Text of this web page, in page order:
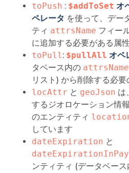
toPush : $addToSet オ
ペレータ を使って、デー
ティ attrsName フィー
に追加する必要がある属性
toPull: $pullAll オペ
タベース内の attrsName
リスト) から削除する必
locAttr と geoJson は
するジオロケーション情
のエンティティ
しています
dateExpiration と
ンティティ (データベー